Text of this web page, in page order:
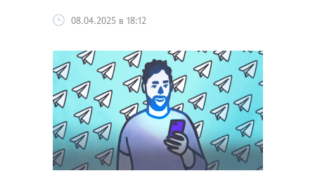
08.04.2025 в 18:12